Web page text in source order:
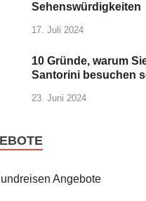
Sehenswürdigkeiten
17. Juli 2024
10 Gründe, warum
Santorini besuchen
23. Juni 2024
Angebote